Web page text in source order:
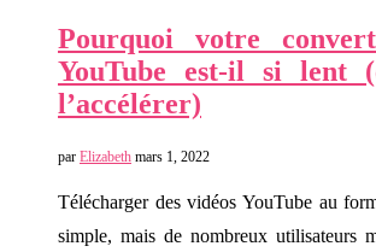
Pourquoi votre
YouTube est-il si lent
l’accélérer)
par Elizabeth mars 1, 2022
Télécharger des vidéos YouTube au
simple, mais de nombreux utilisateurs